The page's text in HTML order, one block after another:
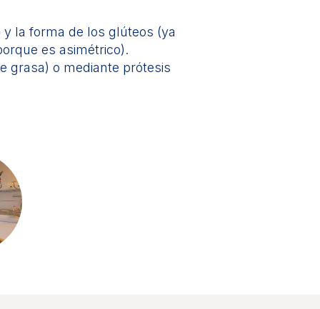
la forma de los glúteos (ya
es asimétrico).
grasa) o mediante prótesis